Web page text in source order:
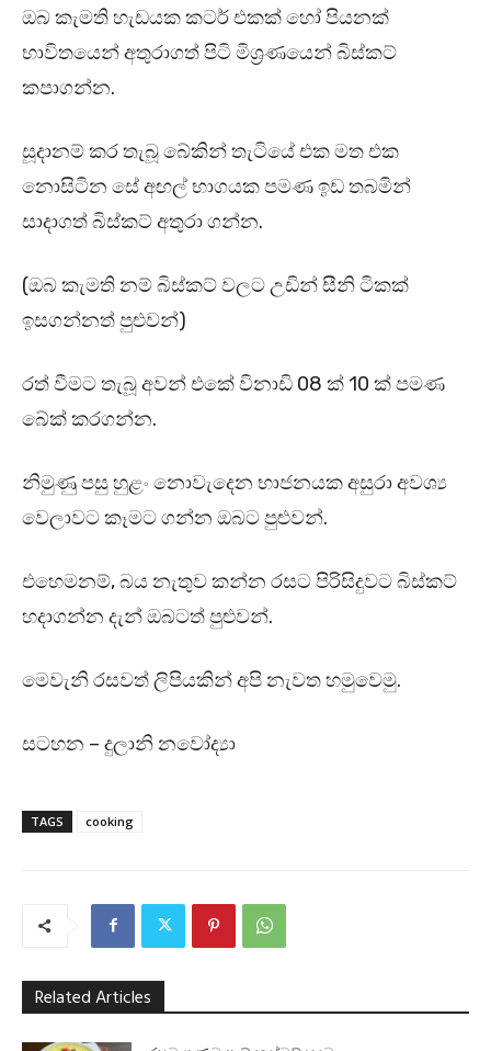
ඔබ කැමති හැඩයක කටර් එකක් හෝ පියනක්
භාවිතයෙන් අතුරාගත් පිටි මිශ්‍රණයෙන් බිස්කට්
කපාගන්න.
සූදානම් කර තැබූ බේකින් තැටියේ එක මත එක
නොසිටින සේ අඟල් භාගයක පමණ ඉඩ තබමින්
සාදාගත් බිස්කට් අතුරා ගන්න.
(ඔබ කැමති නම් බිස්කට් වලට උඩින් සීනි ටිකක්
ඉසගන්නත් පුළුවන්)
රත් වීමට තැබූ අවන් එකේ විනාඩි 08 ක් 10 ක් පමණ
බේක් කරගන්න.
නිමුණු පසු හුළං නොවැදෙන භාජනයක අසුරා අවශ්‍ය
වෙලාවට කෑමට ගන්න ඔබට පුළුවන්.
එහෙමනම්, බය නැතුව කන්න රසට පිරිසිදුවට බිස්කට්
හදාගන්න දැන් ඔබටත් පුළුවන්.
මෙවැනි රසවත් ලිපියකින් අපි නැවත හමුවෙමු.
සටහන – දුලානි නවෝද්‍යා
TAGS cooking
Related Articles